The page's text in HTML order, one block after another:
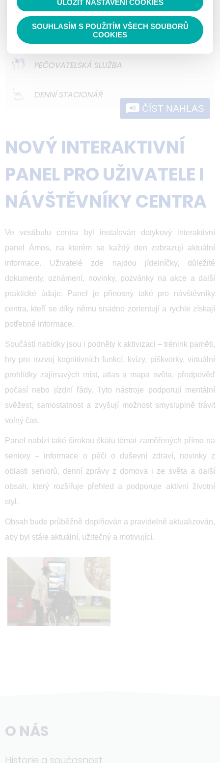
ODLEHČOVACÍ SLUŽBY
DOMOVY PRO OSOBY SE ZDRAVOTNÍM
POSTIŽENÍM
PEČOVATELSKÁ SLUŽBA
DENNÍ STACIONÁŘ
ČÍST NAHLAS
NOVÝ INTERAKTIVNÍ
PANEL PRO UŽIVATELE I
NÁVŠTĚVNÍKY CENTRA
Ve vestibulu centra byl instalován dotykový interaktivní
panel Ámos, na kterém se každý den zobrazují aktuální
informace. Uživatelé zde najdou jídelníčky, důležité
dokumenty, oznámení, novinky, pozvánky na akce a další
praktické údaje. Panel je přínosný také pro návštěvníky
centra, kteří se díky němu snadno zorientují a rychle získají
potřebné informace.
Součástí nabídky jsou i podněty k aktivizaci – trénink paměti,
hry pro rozvoj kognitivních funkcí, kvízy, piškvorky, virtuální
prohlídky zajímavých míst, atlas a mapa světa, předpověď
počasí nebo jízdní řády. Tyto nástroje podporují mentální
svěžest, samostatnost a zvyšují možnost smysluplně trávit
volný čas.
Panel nabízí také širokou škálu témat zaměřených přímo na
seniory – informace o péči o duševní zdraví, novinky z
oblasti seniorů, denní zprávy z domova i ze světa a další
obsah, který rozšiřuje přehled a podporuje aktivní životní
styl.
Obsah bude průběžně doplňován a pravidelně aktualizován,
aby byl stále aktuální, užitečný a motivující.
O NÁS
Historie a současnost
nedokážeme zjistit navštívené odkazy,
prohlížené zboží apod.
ULOŽIT NASTAVENÍ COOKIES
SOUHLASÍM S POUŽITÍM VŠECH SOUBORŮ
COOKIES